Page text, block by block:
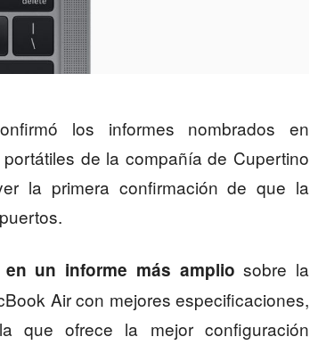
los informes nombrados en
de la compañía de Cupertino
la primera confirmación de que la
un informe más amplio sobre la
Air con mejores especificaciones,
que ofrece la mejor configuración